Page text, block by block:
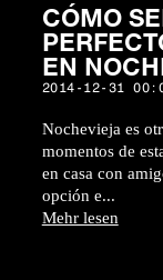
CÓMO
EN
2014-12-31
Nochevieja es
momentos de
en casa con
opción e...
Mehr lesen